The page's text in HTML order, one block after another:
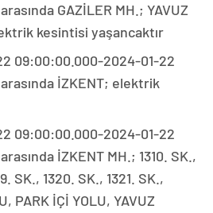
GAZİLER MH.; YAVUZ
kesintisi yaşancaktır
09:00:00.000-2024-01-22
İZKENT; elektrik
09:00:00.000-2024-01-22
İZKENT MH.; 1310. SK.,
SK., 1320. SK., 1321. SK.,
PARK İÇİ YOLU, YAVUZ